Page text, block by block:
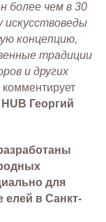
более чем в 30
концепцию,
традиции
и других
Георгий
для
елей в Санкт-